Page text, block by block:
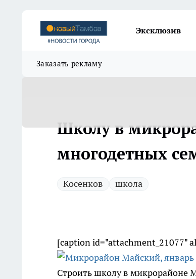
Эксклюзив
Заказать рекламу
Школу в
многодетных
Косенков школа
[caption id="attachment_21077"
Строить школу в микрорайоне